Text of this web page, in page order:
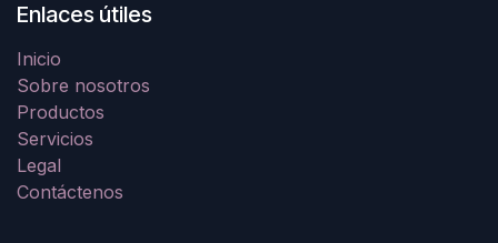
Enlaces útiles
Inicio
Sobre nosotros
Productos
Servicios
Legal
Contáctenos